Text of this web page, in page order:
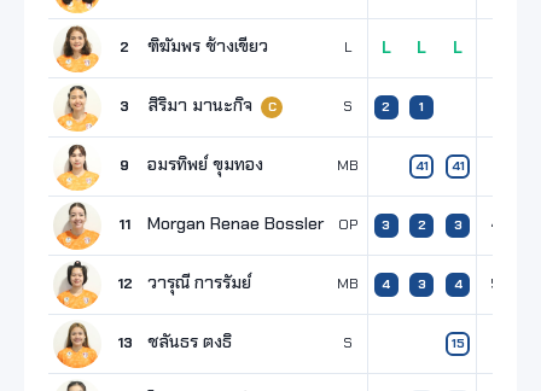
2 ฑิฆัมพร ช้างเขียว L L L L
3 สิริมา มานะกิจ C S 2 1
9 อมรทิพย์ ขุมทอง MB 41 41
11 Morgan Renae Bossler OP 3 2 3 4
12 วารุณี การรัมย์ MB 4 3 4 5
13 ชลันธร ตงธิ S 15